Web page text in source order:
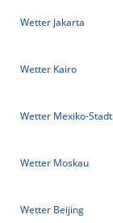
Wetter Jakarta
Wetter Kairo
Wetter Mexiko-Stadt
Wetter Moskau
Wetter Beijing